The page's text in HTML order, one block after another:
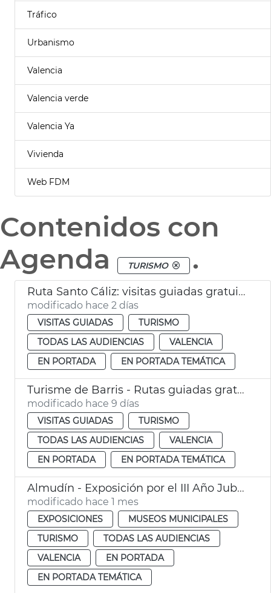
Tráfico
Urbanismo
Valencia
Valencia verde
Valencia Ya
Vivienda
Web FDM
Contenidos con
Agenda
TURISMO .
Ruta Santo Cáliz: visitas guiadas gratuitas
modificado hace 2 días
VISITAS GUIADAS
TURISMO
TODAS LAS AUDIENCIAS
VALENCIA
EN PORTADA
EN PORTADA TEMÁTICA
Turisme de Barris - Rutas guiadas gratuitas
modificado hace 9 días
VISITAS GUIADAS
TURISMO
TODAS LAS AUDIENCIAS
VALENCIA
EN PORTADA
EN PORTADA TEMÁTICA
Almudín - Exposición por el III Año Jubilar del Santo Cáliz
modificado hace 1 mes
EXPOSICIONES
MUSEOS MUNICIPALES
TURISMO
TODAS LAS AUDIENCIAS
VALENCIA
EN PORTADA
EN PORTADA TEMÁTICA